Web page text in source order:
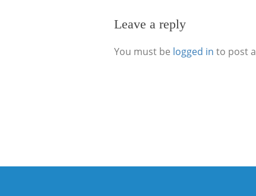
Leave a reply
You must be logged in to post